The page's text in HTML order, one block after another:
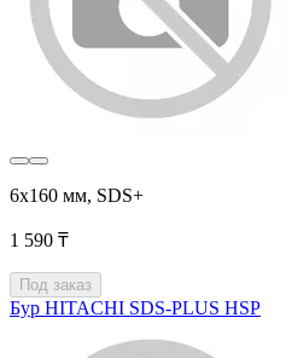
6x160 мм, SDS+
1 590 ₸
Под заказ
Бур HITACHI SDS-PLUS HSP